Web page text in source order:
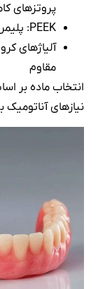
پروتزهای
PEEK: پلیمر با کارایی بالا برای چارچوب‌های زیست‌سازگار
آلیاژهای
مقاوم
انتخاب ماده بر
نیازهای آناتومیک